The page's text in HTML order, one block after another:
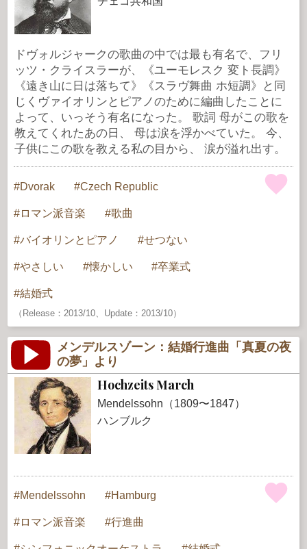
ドヴォルジャークの歌曲の中では最も有名で、フリ
ッツ・クライスラーが、《ユーモレスク 変ト長調》
《遠き山に日は落ちて》《スラヴ舞曲 ホ短調》と同
じくヴァイオリンとピアノのために編曲したことに
よって、いっそう有名になった。 歌詞 母がこの歌を
教えてくれたあの日、 母は涙を浮かべていた。 今、
子供にこの歌を教える私の目から、 涙が溢れ出す。
Dvorak Czech Republic
ロマン派音楽 歌曲
バイオリンとピアノ せつない
やさしい 懐かしい 卒業式
結婚式
（Release：2013/10、Update：2013/10）
メンデルスゾーン：結婚行進曲「真夏の夜
の夢」より
Hochzeits March
Mendelssohn（1809〜1847）
ハンブルク
Mendelssohn Hamburg
ロマン派音楽 行進曲